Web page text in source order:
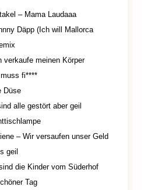
– Mama Laudaaa
Däpp (Ich will Mallorca
verkaufe meinen Körper
fi****
Düse
alle gestört aber geil
– Wir versaufen unser Geld
geil
die Kinder vom Süderhof
Tag